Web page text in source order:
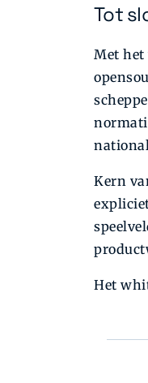
Tot
Met
Kern
Het